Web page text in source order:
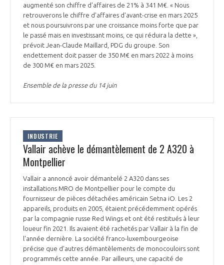
augmenté son chiffre d'affaires de 21% à 341 M€. « Nous
retrouverons le chiffre d'affaires d'avant-crise en mars 2025
et nous poursuivrons par une croissance moins forte que par
le passé mais en investissant moins, ce qui réduira la dette »,
prévoit Jean-Claude Maillard, PDG du groupe. Son
endettement doit passer de 350 M€ en mars 2022 à moins
de 300 M€ en mars 2025.
Ensemble de la presse du 14 juin
INDUSTRIE
Vallair achève le démantèlement de 2 A320 à
Montpellier
Vallair a annoncé avoir démantelé 2 A320 dans ses
installations MRO de Montpellier pour le compte du
fournisseur de pièces détachées américain Setna iO. Les 2
appareils, produits en 2005, étaient précédemment opérés
par la compagnie russe Red Wings et ont été restitués à leur
loueur fin 2021. Ils avaient été rachetés par Vallair à la fin de
l'année dernière. La société franco-luxembourgeoise
précise que d'autres démantèlements de monocouloirs sont
programmés cette année. Par ailleurs, une capacité de